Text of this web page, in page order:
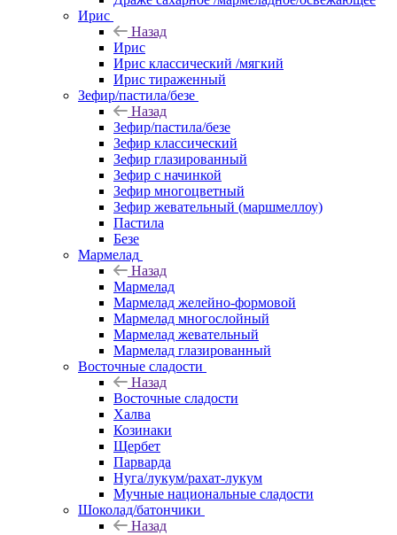
Ирис
Назад
Ирис
Ирис классический /мягкий
Ирис тираженный
Зефир/пастила/безе
Назад
Зефир/пастила/безе
Зефир классический
Зефир глазированный
Зефир с начинкой
Зефир многоцветный
Зефир жевательный (маршмеллоу)
Пастила
Безе
Мармелад
Назад
Мармелад
Мармелад желейно-формовой
Мармелад многослойный
Мармелад жевательный
Мармелад глазированный
Восточные сладости
Назад
Восточные сладости
Халва
Козинаки
Щербет
Парварда
Нуга/лукум/рахат-лукум
Мучные национальные сладости
Шоколад/батончики
Назад